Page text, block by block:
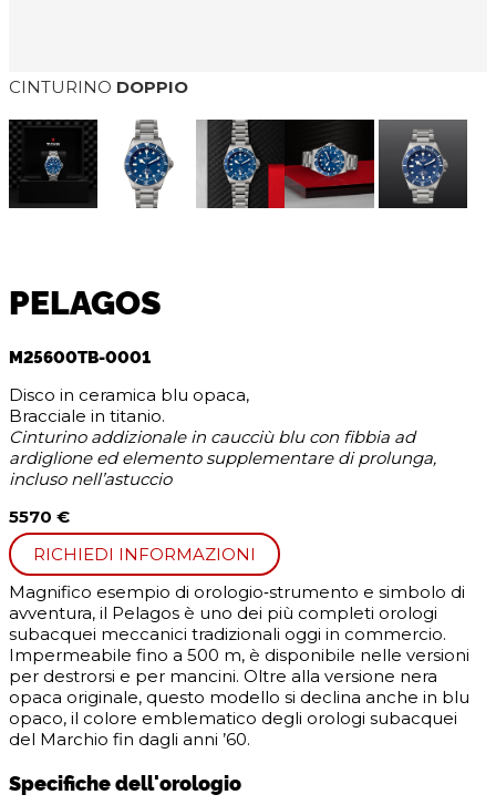
CINTURINO DOPPIO
PELAGOS
M25600TB-0001
Disco in ceramica blu opaca,
Bracciale in titanio.
Cinturino addizionale in caucciù blu con fibbia ad
ardiglione ed elemento supplementare di prolunga,
incluso nell’astuccio
5570 €
RICHIEDI INFORMAZIONI
Magnifico esempio di orologio‑strumento e simbolo di
avventura, il Pelagos è uno dei più completi orologi
subacquei meccanici tradizionali oggi in commercio.
Impermeabile fino a 500 m, è disponibile nelle versioni
per destrorsi e per mancini. Oltre alla versione nera
opaca originale, questo modello si declina anche in blu
opaco, il colore emblematico degli orologi subacquei
del Marchio fin dagli anni ’60.
Specifiche dell'orologio